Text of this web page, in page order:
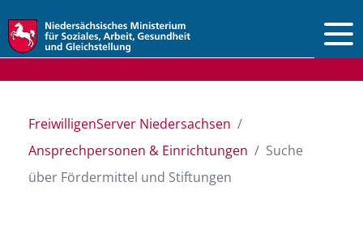
FreiwilligenServer Niedersachsen
Ansprechpersonen & Einrichtungen
Suche
über Fördermittel und Stiftungen